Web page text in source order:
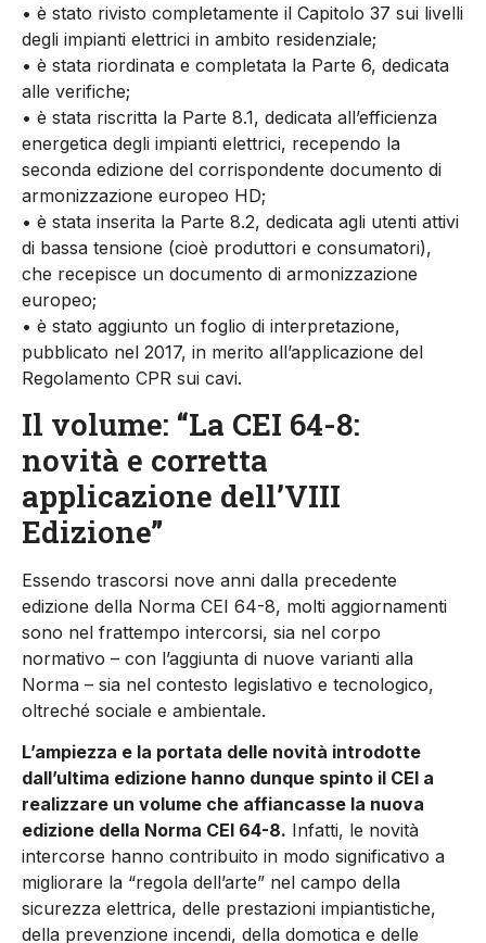
• è stato rivisto completamente il Capitolo 37 sui livelli
degli impianti elettrici in ambito residenziale;
• è stata riordinata e completata la Parte 6, dedicata
alle verifiche;
• è stata riscritta la Parte 8.1, dedicata all’efficienza
energetica degli impianti elettrici, recependo la
seconda edizione del corrispondente documento di
armonizzazione europeo HD;
• è stata inserita la Parte 8.2, dedicata agli utenti attivi
di bassa tensione (cioè produttori e consumatori),
che recepisce un documento di armonizzazione
europeo;
• è stato aggiunto un foglio di interpretazione,
pubblicato nel 2017, in merito all’applicazione del
Regolamento CPR sui cavi.
Il volume: “La CEI 64-8:
novità e corretta
applicazione dell’VIII
Edizione”
Essendo trascorsi nove anni dalla precedente
edizione della Norma CEI 64-8, molti aggiornamenti
sono nel frattempo intercorsi, sia nel corpo
normativo – con l’aggiunta di nuove varianti alla
Norma – sia nel contesto legislativo e tecnologico,
oltreché sociale e ambientale.
L’ampiezza e la portata delle novità introdotte
dall’ultima edizione hanno dunque spinto il CEI a
realizzare un volume che affiancasse la nuova
edizione della Norma CEI 64-8. Infatti, le novità
intercorse hanno contribuito in modo significativo a
migliorare la “regola dell’arte” nel campo della
sicurezza elettrica, delle prestazioni impiantistiche,
della prevenzione incendi, della domotica e delle